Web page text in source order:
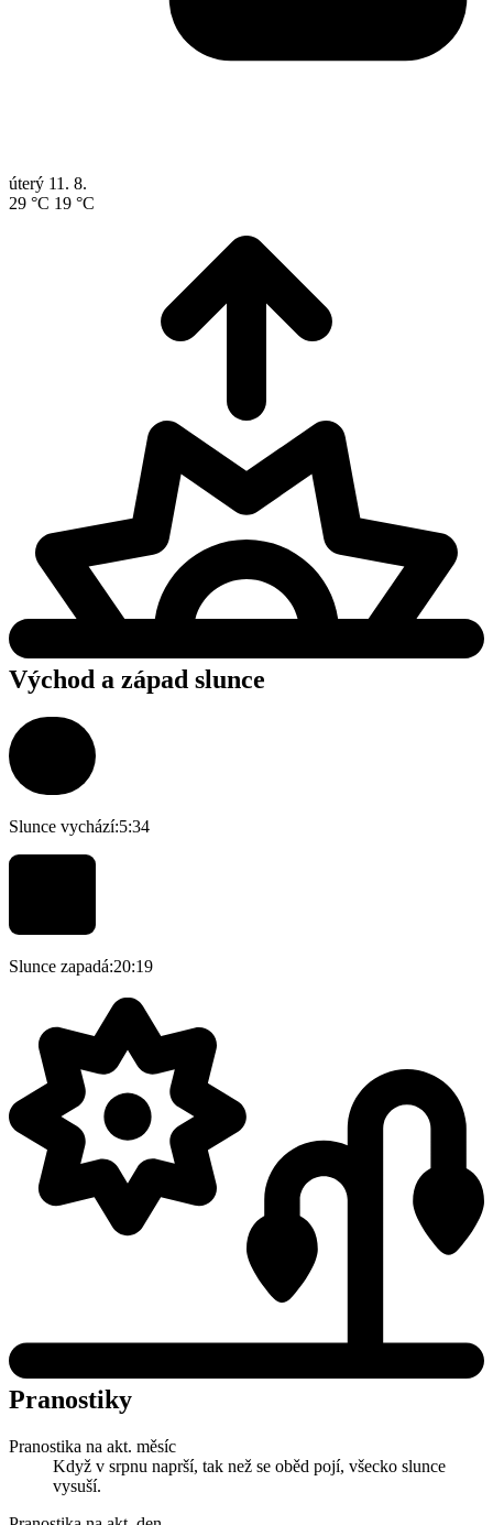
úterý 11. 8.
29 °C 19 °C
Východ a západ slunce
Slunce vychází:5:34
Slunce zapadá:20:19
Pranostiky
Pranostika na akt. měsíc
Když v srpnu naprší, tak než se oběd pojí, všecko slunce
vysuší.